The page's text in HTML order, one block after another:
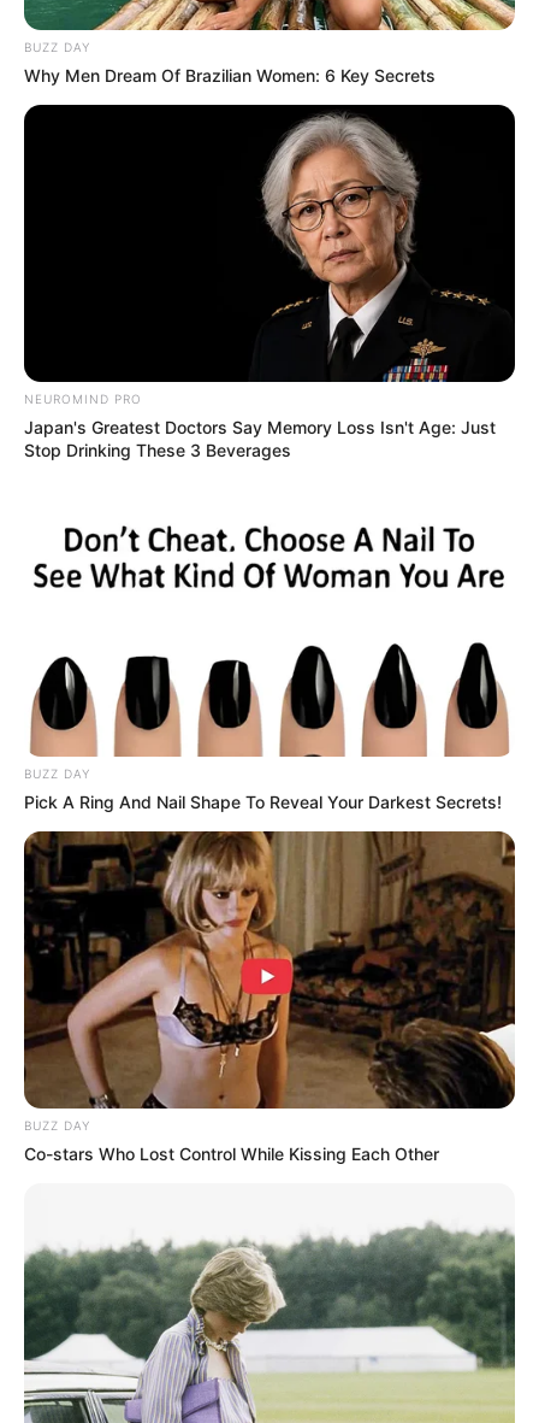
Vincenzo
- /10 (- Votes)
Beri Rating & Review
dengan 20 episode dengan pemain utama Song Joong Ki dan Jeon
Yeo Bin.
Si ganteng Song Joong Ki akan kembali ke layar kaca setelah
terakhir bermain dalamArthdal Chronicles Part 3: The Prelude To
All Legends(2019).
BUZZ DAY
Why Men Dream Of Brazilian Women: 6 Key Secrets
NEUROMIND PRO
Japan's Greatest Doctors Say Memory Loss Isn't Age: Just
Stop Drinking These 3 Beverages
BUZZ DAY
Pick A Ring And Nail Shape To Reveal Your Darkest Secrets!
BUZZ DAY
Co-stars Who Lost Control While Kissing Each Other